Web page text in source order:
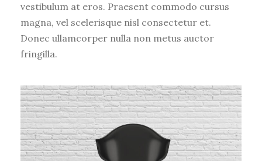
vestibulum at eros. Praesent commodo cursus
magna, vel scelerisque nisl consectetur et.
Donec ullamcorper nulla non metus auctor
fringilla.